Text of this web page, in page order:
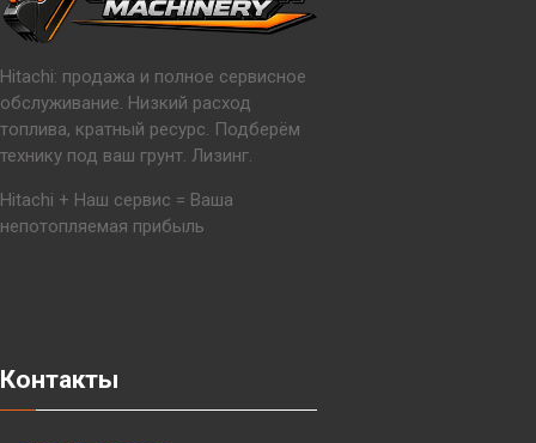
Hitachi: продажа и полное сервисное
обслуживание. Низкий расход
топлива, кратный ресурс. Подберём
технику под ваш грунт. Лизинг.
Hitachi + Наш сервис = Ваша
непотопляемая прибыль
Контакты